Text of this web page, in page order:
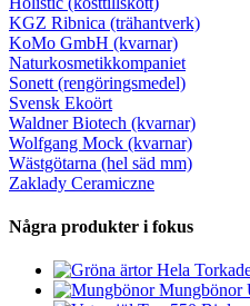
KGZ Ribnica (trähantverk)
KoMo GmbH (kvarnar)
Naturkosmetikkompaniet
Sonett (rengöringsmedel)
Svensk Ekoört
Waldner Biotech (kvarnar)
Wolfgang Mock (kvarnar)
Wästgötarna (hel säd mm)
Zaklady Ceramiczne
Några produkter i fokus
Mungbönor